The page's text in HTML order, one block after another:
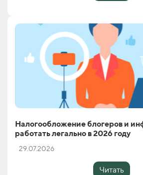
Налогообложение блогеров и
работать легально в 2026 году
29.07.2026
Читать